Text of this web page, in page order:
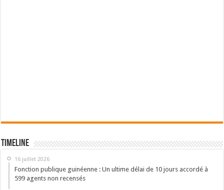
Timeline
16 juillet 2026
Fonction publique guinéenne : Un ultime délai de 10 jours accordé à
599 agents non recensés